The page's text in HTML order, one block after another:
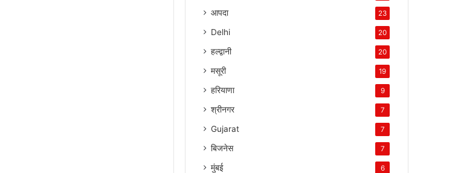
आपदा 23
Delhi 20
हल्द्वानी 20
मसूरी 19
हरियाणा 9
श्रीनगर 7
Gujarat 7
बिजनेस 7
मुंबई 6